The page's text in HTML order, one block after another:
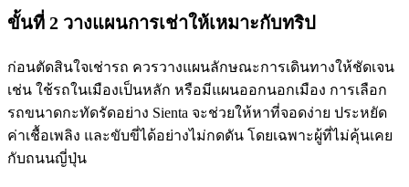
ขั้นที่ 2 วางแผนการเช่าให้เหมาะกับทริป
ก่อนตัดสินใจเช่ารถ ควรวางแผนลักษณะการเดินทางให้ชัดเจน
เช่น ใช้รถในเมืองเป็นหลัก หรือมีแผนออกนอกเมือง การเลือก
รถขนาดกะทัดรัดอย่าง Sienta จะช่วยให้หาที่จอดง่าย ประหยัด
ค่าเชื้อเพลิง และขับขี่ได้อย่างไม่กดดัน โดยเฉพาะผู้ที่ไม่คุ้นเคย
กับถนนญี่ปุ่น